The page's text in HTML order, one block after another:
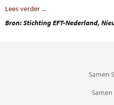
Lees verder ...
Bron: Stichting EFT-Nederland,
Samen